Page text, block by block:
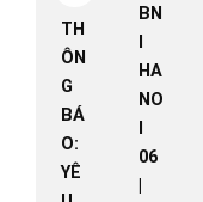
TH
ÔN
G
BÁ
O:
YÊ
BN
I
HA
NO
I
06
|